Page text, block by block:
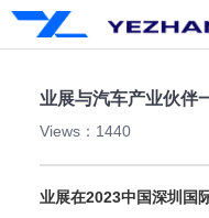
业展与汽车产业伙伴
Views：1440
业展在2023中国深圳国